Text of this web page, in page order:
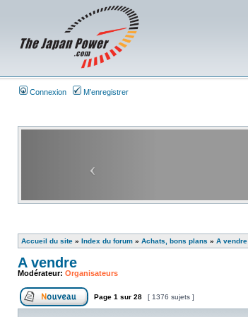
Connexion M’enregistrer
Accueil du site » Index du forum » Achats, bons plans » A vendre
A vendre
Modérateur: Organisateurs
Page 1 sur 28 [ 1376 sujets ]